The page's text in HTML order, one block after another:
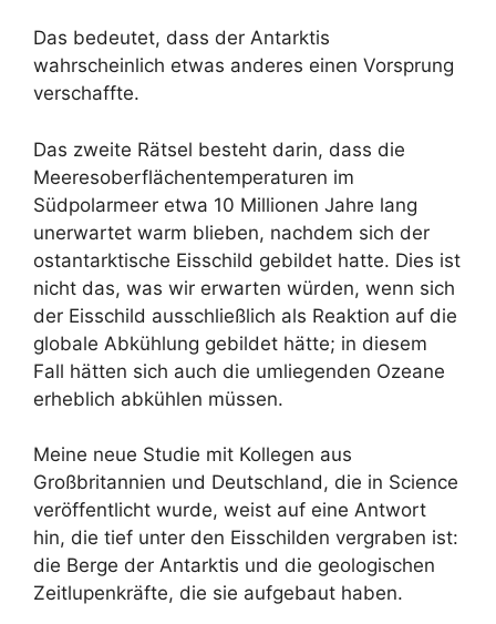
Das bedeutet, dass der Antarktis
wahrscheinlich etwas anderes einen Vorsprung
verschaffte.
Das zweite Rätsel besteht darin, dass die
Meeresoberflächentemperaturen im
Südpolarmeer etwa 10 Millionen Jahre lang
unerwartet warm blieben, nachdem sich der
ostantarktische Eisschild gebildet hatte. Dies ist
nicht das, was wir erwarten würden, wenn sich
der Eisschild ausschließlich als Reaktion auf die
globale Abkühlung gebildet hätte; in diesem
Fall hätten sich auch die umliegenden Ozeane
erheblich abkühlen müssen.
Meine neue Studie mit Kollegen aus
Großbritannien und Deutschland, die in Science
veröffentlicht wurde, weist auf eine Antwort
hin, die tief unter den Eisschilden vergraben ist:
die Berge der Antarktis und die geologischen
Zeitlupenkräfte, die sie aufgebaut haben.